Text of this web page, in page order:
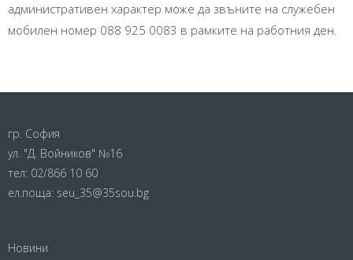
административен характер може да звъните на служебен
мобилен номер 088 925 0083 в рамките на работния ден.
гр. София
ул. "Д. Войников" №16
тел: 02/866 10 60
ел.поща: seu_35@35sou.bg
Новини